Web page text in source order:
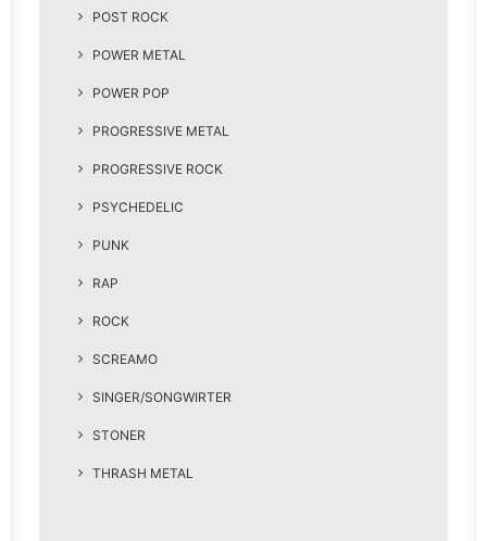
POST ROCK
POWER METAL
POWER POP
PROGRESSIVE METAL
PROGRESSIVE ROCK
PSYCHEDELIC
PUNK
RAP
ROCK
SCREAMO
SINGER/SONGWIRTER
STONER
THRASH METAL